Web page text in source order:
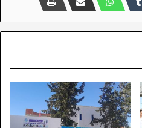
“ليالي رمضان بسوسة”
في دورتها الثامنة لتتواصل الى حدود يوم 10مارس 2026،
ودار الثقافة حمام سوسة،
غرسة ويكون الاختتام مع